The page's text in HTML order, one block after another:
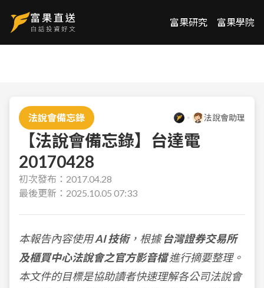
富果研究 富果學院
法說會備忘錄 法說會助理
【法說會備忘錄】台達電
20170428
初次發布： 2017.04.28
最後更新： 2025.10.05 07:33
本報告內容使用AI 技術，根據台灣證券交易所
及櫃買中心法說會之官方影音檔進行摘要整理。
本文件的目標是協助讀者快速理解各公司法說會